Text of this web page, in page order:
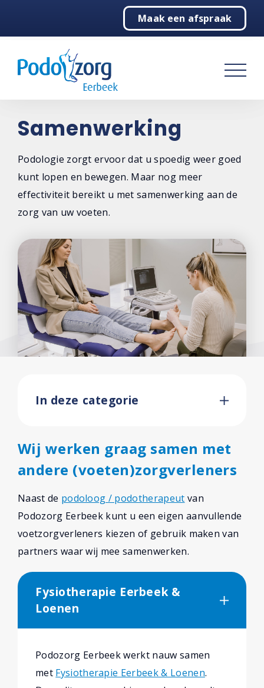
Maak een afspraak
Podotherapie
Behandelingen
Over ons
Het team
Contact
Samenwerking
Podologie zorgt ervoor dat u spoedig weer goed
kunt lopen en bewegen. Maar nog meer
effectiviteit bereikt u met samenwerking aan de
zorg van uw voeten.
In deze categorie
Wij werken graag samen met
andere (voeten)zorgverleners
Naast de podoloog / podotherapeut van
Podozorg Eerbeek kunt u een eigen aanvullende
voetzorgverleners kiezen of gebruik maken van
partners waar wij mee samenwerken.
Fysiotherapie Eerbeek &
Loenen
Podozorg Eerbeek werkt nauw samen
met Fysiotherapie Eerbeek & Loenen.